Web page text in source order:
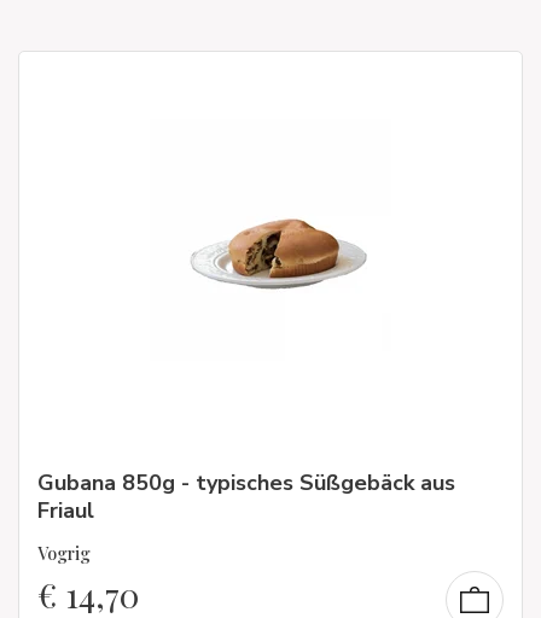
Gubana 850g - typisches Süßgebäck aus
Friaul
Vogrig
€ 14,70